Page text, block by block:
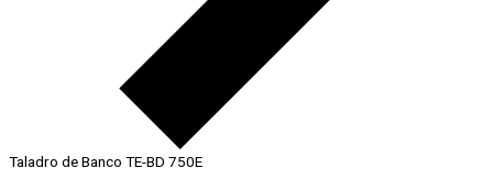
Taladro de Banco TE-BD 750E